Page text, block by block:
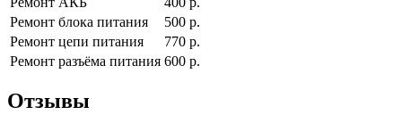
Ремонт блока питания
500 р.
Ремонт цепи питания
770 р.
Ремонт разъёма питания 600 р.
Отзывы